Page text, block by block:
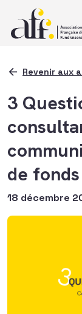
Revenir aux
3
de fonds
18 décembre